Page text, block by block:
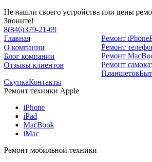
Не нашли своего устройства или цены
Звоните!
8(846)379-21-09
Главная
О компании
Блог компании
Отзывы клиентов
Ремонт iPhone
Ремонт
Ремонт
Ремонт
Планшетов
СкупкаКонтакты
Ремонт техники Apple
iPhone
iPad
MacBook
iMac
Ремонт мобильной техники